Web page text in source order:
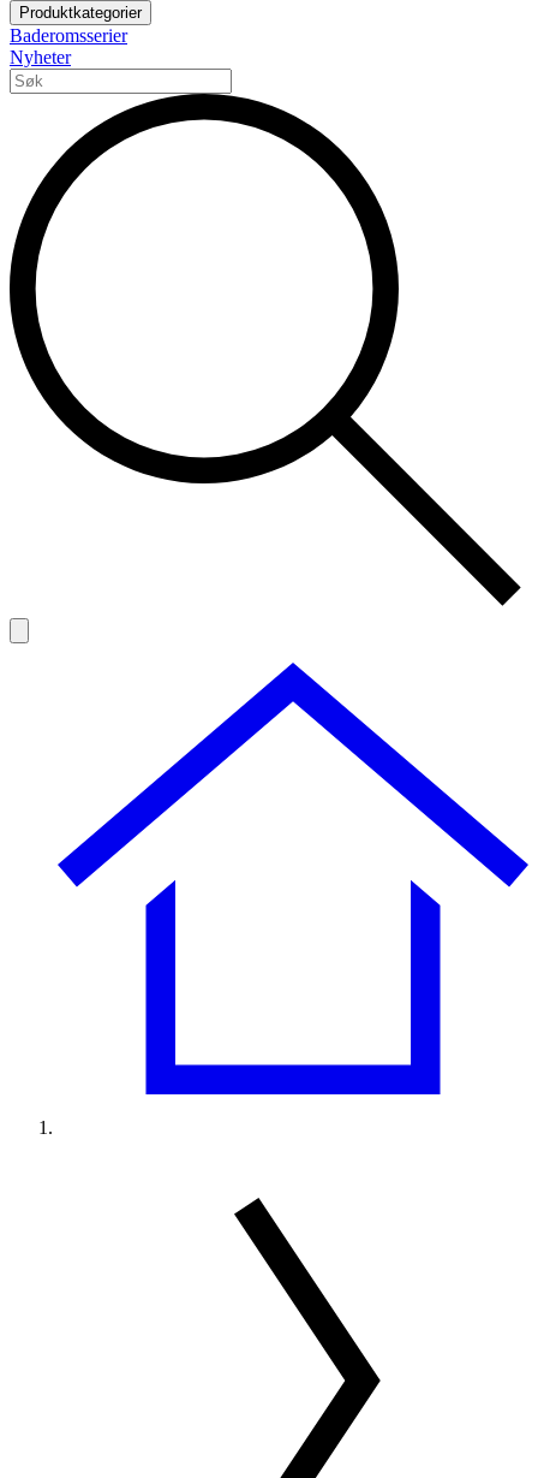
Produktkategorier
Baderomsserier
Nyheter